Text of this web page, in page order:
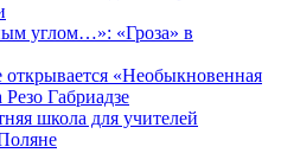
углом…»: «Гроза» в
«Необыкновенная
Габриадзе
школа для учителей